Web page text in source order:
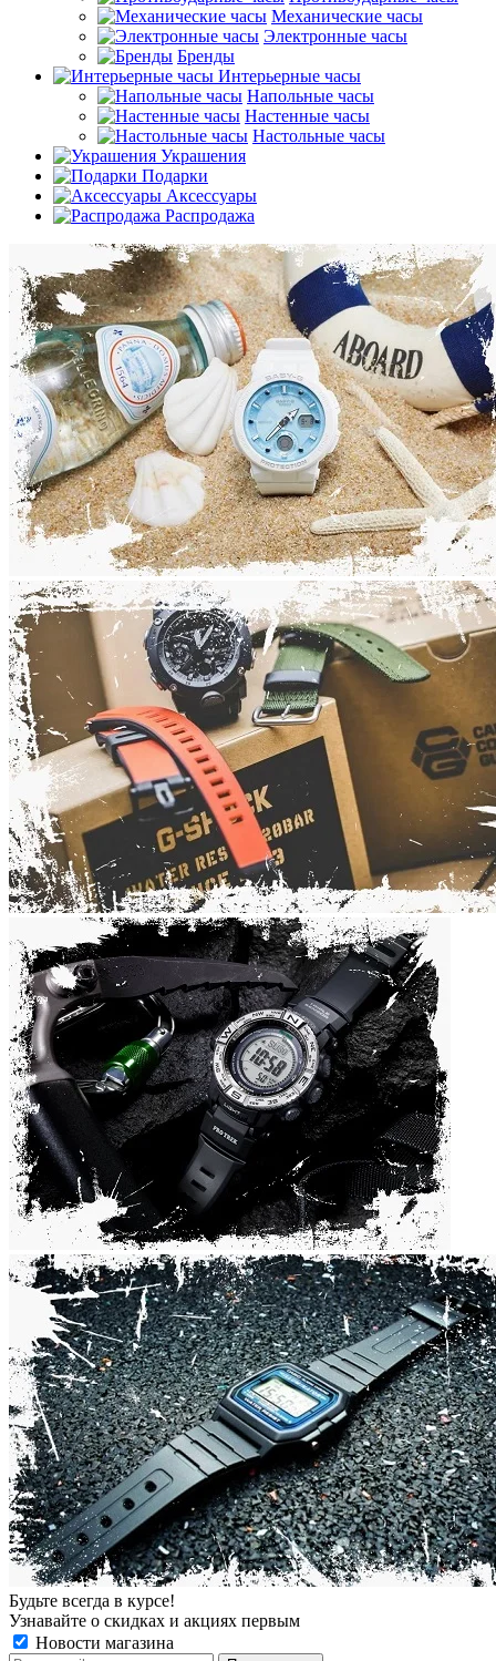
Механические часы
Электронные часы
Бренды
Интерьерные часы
Напольные часы
Настенные часы
Настольные часы
Украшения
Подарки
Аксессуары
Распродажа
Будьте всегда в курсе!
Узнавайте о скидках и акциях первым
Новости магазина